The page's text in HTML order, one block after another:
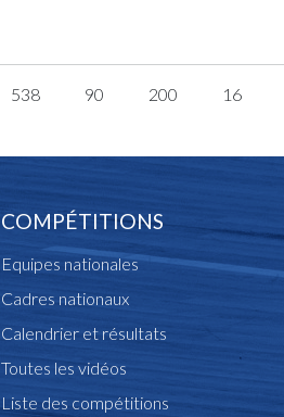
538 90 200 16
COMPÉTITIONS
Equipes nationales
Cadres nationaux
Calendrier et résultats
Toutes les vidéos
Liste des compétitions